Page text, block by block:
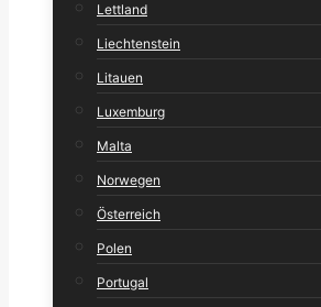
Lettland
Liechtenstein
Litauen
Luxemburg
Malta
Norwegen
Österreich
Polen
Portugal